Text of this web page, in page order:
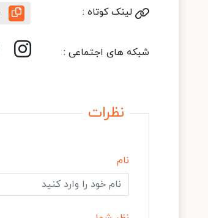
لینک کوتاه :
شبکه های اجتماعی :
نظرات
نام